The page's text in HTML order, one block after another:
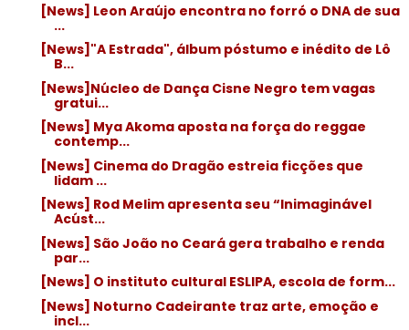
[News] Leon Araújo encontra no forró o DNA de sua
...
[News]"A Estrada", álbum póstumo e inédito de Lô
B...
[News]Núcleo de Dança Cisne Negro tem vagas
gratui...
[News] Mya Akoma aposta na força do reggae
contemp...
[News] Cinema do Dragão estreia ficções que
lidam ...
[News] Rod Melim apresenta seu “Inimaginável
Acúst...
[News] São João no Ceará gera trabalho e renda
par...
[News] O instituto cultural ESLIPA, escola de form...
[News] Noturno Cadeirante traz arte, emoção e
incl...